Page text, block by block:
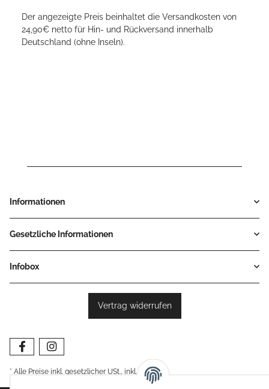
Der angezeigte Preis beinhaltet die Versandkosten von
24,90€ netto für Hin- und Rückversand innerhalb
Deutschland (ohne Inseln).
Informationen
Gesetzliche Informationen
Infobox
Vertrag widerrufen
* Alle Preise inkl. gesetzlicher USt., inkl. Versand